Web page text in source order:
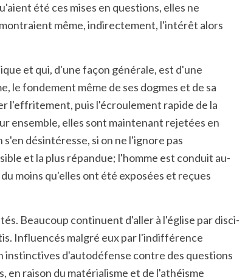
été ces mises en questions, elles ne
même, indirectement, l'intérêt alors
et qui, d'une façon générale, est d'une
le fondement même de ses dogmes et de sa
l'effritement, puis l'écroulement rapide de la
ensemble, elles sont maintenant rejetées en
désintéresse, si on ne l'ignore pas
et la plus répandue; l'homme est conduit au-
moins qu'elles ont été exposées et reçues
Beaucoup continuent d'aller à l'église par disci-
Influencés malgré eux par l'indifférence
instinctives d'autodéfense contre des questions
en raison du matérialisme et de l'athéisme